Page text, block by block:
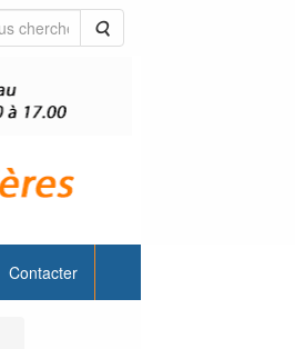
Rechercher
Contacter